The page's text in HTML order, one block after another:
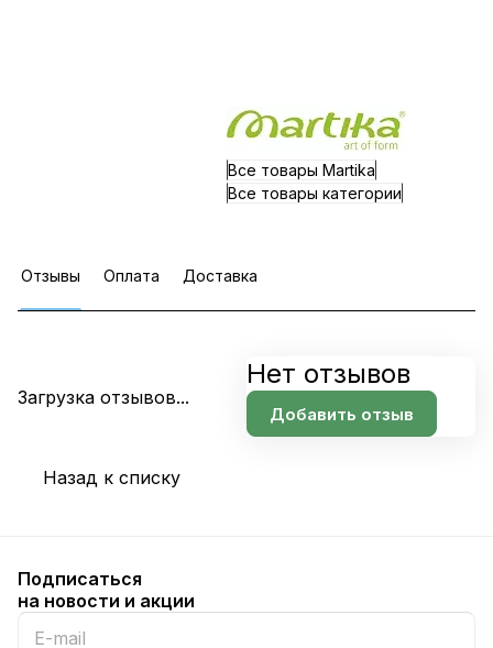
Все товары Martika
Все товары категории
Отзывы Оплата Доставка
Загрузка отзывов...
Нет отзывов
Добавить отзыв
Назад к списку
Подписаться
на новости и акции